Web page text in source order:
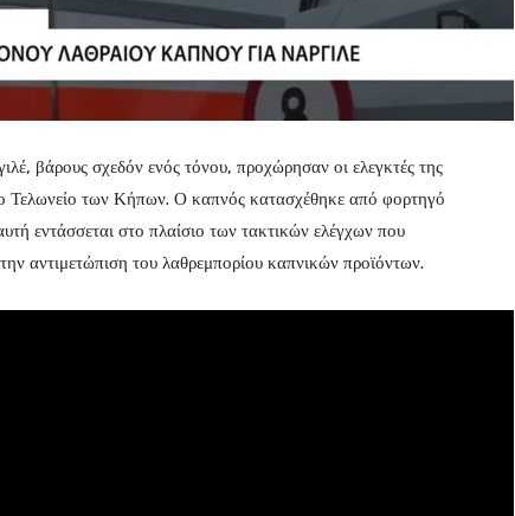
βάρους σχεδόν ενός τόνου, προχώρησαν οι ελεγκτές της
των Κήπων. Ο καπνός κατασχέθηκε από φορτηγό
εντάσσεται στο πλαίσιο των τακτικών ελέγχων που
αντιμετώπιση του λαθρεμπορίου καπνικών προϊόντων.